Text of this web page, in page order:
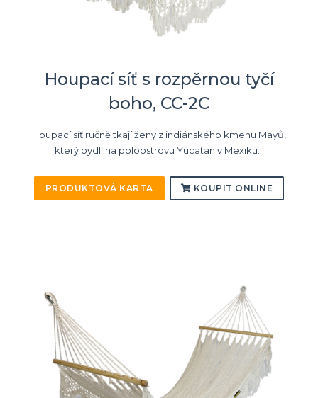
Houpací síť s rozpěrnou tyčí
boho, CC-2C
Houpací síť ručně tkají ženy z indiánského kmenu Mayů,
který bydlí na poloostrovu Yucatan v Mexiku.
PRODUKTOVÁ KARTA KOUPIT ONLINE